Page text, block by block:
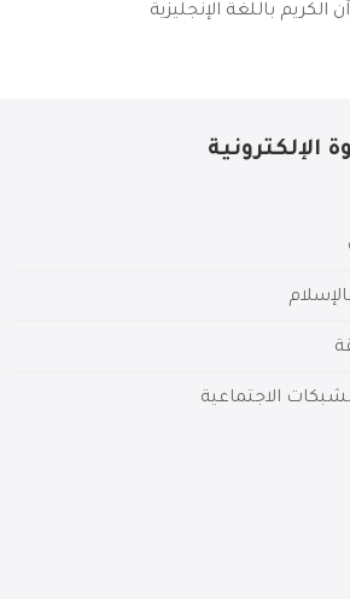
الكريم باللغة الإنجليزية
الإلكترونية
الاجتماعية